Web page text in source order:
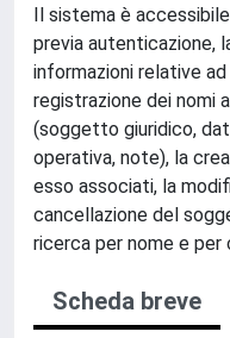
Il sistema è
previa autenticazione,
informazioni relative
registrazione dei nomi
(soggetto giuridico,
operativa, note), la
esso associati, la
cancellazione del
ricerca per nome e per
Scheda breve